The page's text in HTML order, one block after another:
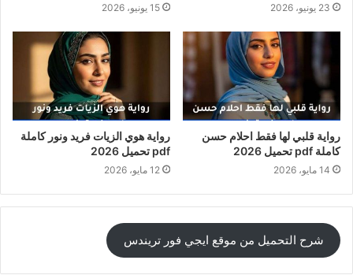
23 يونيو، 2026 15 يونيو، 2026
رواية قلبي لها فقط احلام حسن
كاملة pdf تحميل 2026
14 مايو، 2026
رواية هوي الزيات فريد ونور كاملة
pdf تحميل 2026
12 مايو، 2026
شرح التحميل من موقع ايجي فور تريندس